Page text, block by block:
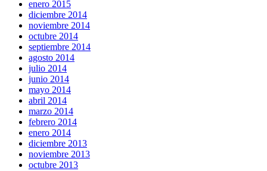
enero 2015
diciembre 2014
noviembre 2014
octubre 2014
septiembre 2014
agosto 2014
julio 2014
junio 2014
mayo 2014
abril 2014
marzo 2014
febrero 2014
enero 2014
diciembre 2013
noviembre 2013
octubre 2013